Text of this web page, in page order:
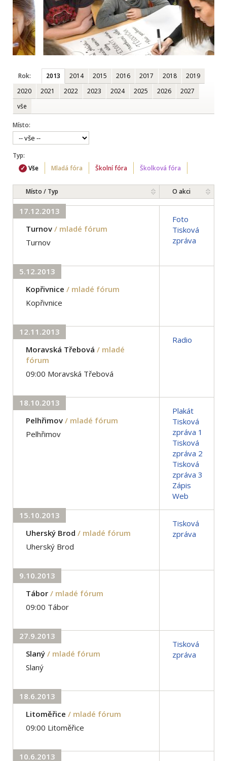
Rok: 2013 2014 2015 2016 2017 2018
2019
2020
2021 2022 2023 2024 2025 2026
2027
vše
Místo:
Typ:
Vše
Mladá fóra Školní fóra Školková fóra
Místo / Typ O akci
17.12.2013
Turnov / mladé fórum
Turnov
Foto
Tisková
zpráva
5.12.2013
Kopřivnice / mladé fórum
Kopřivnice
12.11.2013
Moravská Třebová / mladé
fórum
09:00 Moravská Třebová
Radio
18.10.2013
Pelhřimov / mladé fórum
Pelhřimov
Plakát
Tisková
zpráva 1
Tisková
zpráva 2
Tisková
zpráva 3
Zápis
Web
15.10.2013
Uherský Brod / mladé fórum
Uherský Brod
Tisková
zpráva
9.10.2013
Tábor / mladé fórum
09:00 Tábor
27.9.2013
Slaný / mladé fórum
Slaný
Tisková
zpráva
18.6.2013
Litoměřice / mladé fórum
09:00 Litoměřice
10.6.2013